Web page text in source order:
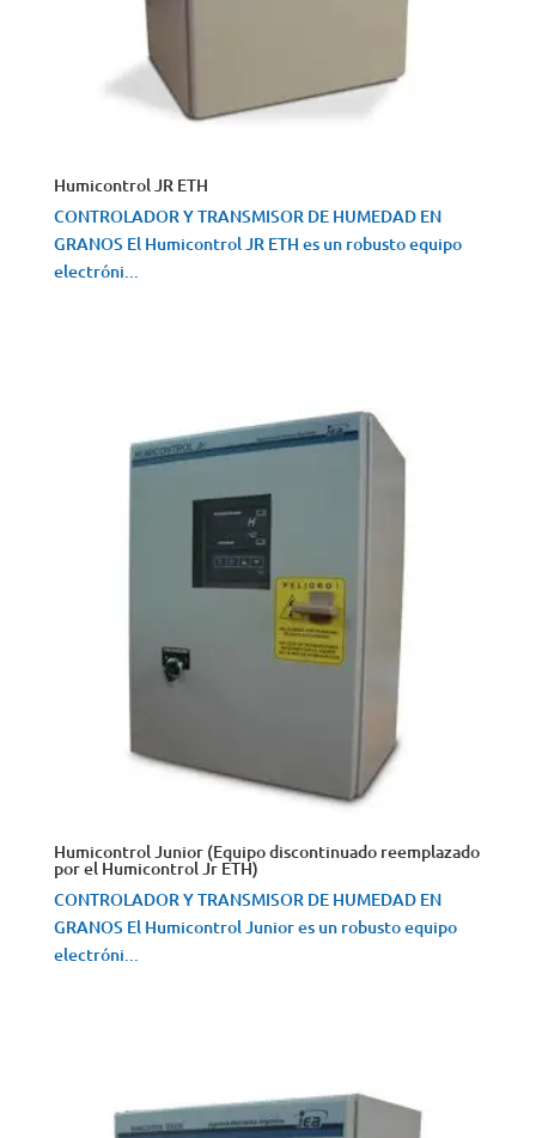
Humicontrol JR ETH
CONTROLADOR Y TRANSMISOR DE HUMEDAD EN
GRANOS El Humicontrol JR ETH es un robusto equipo
electróni...
Humicontrol Junior (Equipo discontinuado reemplazado
por el Humicontrol Jr ETH)
CONTROLADOR Y TRANSMISOR DE HUMEDAD EN
GRANOS El Humicontrol Junior es un robusto equipo
electróni...